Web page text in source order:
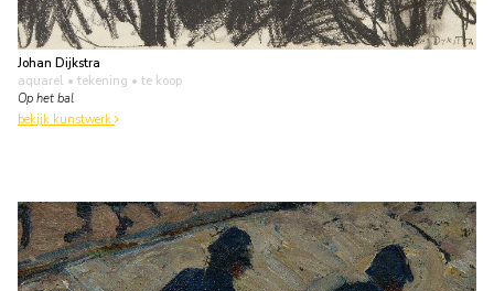
Johan Dijkstra
aquarel • tekening • te koop
Op het bal
bekijk kunstwerk